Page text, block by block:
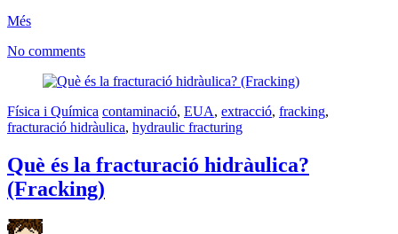
Més
No comments
Física i Química contaminació, EUA, extracció, fracking,
fracturació hidràulica, hydraulic fracturing
Què és la fracturació hidràulica?
(Fracking)